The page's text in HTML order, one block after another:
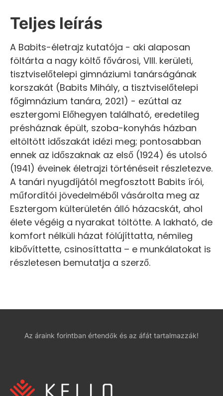
Teljes leírás
A Babits-életrajz kutatója - aki alaposan
föltárta a nagy költő fővárosi, VIII. kerületi,
tisztviselőtelepi gimnáziumi tanárságának
korszakát (Babits Mihály, a tisztviselőtelepi
főgimnázium tanára, 2021) - ezúttal az
esztergomi Előhegyen található, eredetileg
présháznak épült, szoba-konyhás házban
eltöltött időszakát idézi meg; pontosabban
ennek az időszaknak az első (1924) és utolsó
(1941) éveinek életrajzi történéseit részletezve.
A tanári nyugdíjától megfosztott Babits írói,
műfordítói jövedelméből vásárolta meg az
Esztergom külterületén álló házacskát, ahol
élete végéig a nyarakat töltötte. A lakható, de
komfort nélküli házat fölújíttatta, némileg
kibővíttette, csinosíttatta – e munkálatokat is
részletesen bemutatja a szerző.
Az áraink forintban értendők és az áfát tartalmazzák!